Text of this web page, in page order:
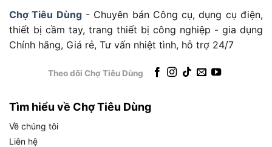
Ứng Dụng Thực Tế Của Mặt Nạ Hàn INGCO WM101
Mặt nạ hàn INGCO WM101 là một công cụ đa
sử dụng khác nhau. Dưới đây là các ứng dụng cụ
thể của sản phẩm:
Chợ Tiêu Dùng- Chuyên bán Công cụ, dụng cụ điện,
thiết bị cầm tay, trang thiết bị công nghiệp - gia dụng
Chính hãng, Giá rẻ, Tư vấn nhiệt tình, hỗ trợ 24/7
Theo dõi Chợ Tiêu Dùng
Tìm hiểu về Chợ Tiêu Dùng
Về chúng tôi
Liên hệ